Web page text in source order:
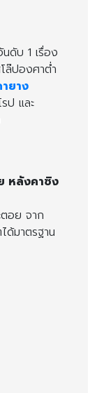
ดับ 1 เรื่อง
ล๊ปองศาต่ำ
ยาง
ป และ
หลังคาซิง
อย จาก
ด้มาตรฐาน